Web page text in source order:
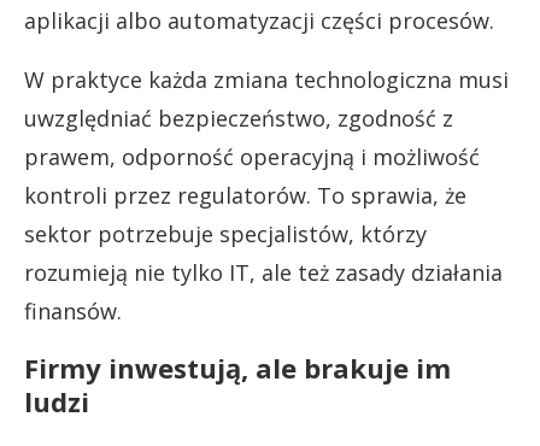
aplikacji albo automatyzacji części procesów.
W praktyce każda zmiana technologiczna musi
uwzględniać bezpieczeństwo, zgodność z
prawem, odporność operacyjną i możliwość
kontroli przez regulatorów. To sprawia, że
sektor potrzebuje specjalistów, którzy
rozumieją nie tylko IT, ale też zasady działania
finansów.
Firmy inwestują, ale brakuje im
ludzi